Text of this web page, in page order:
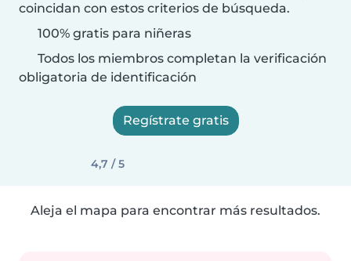
coincidan con estos criterios de búsqueda.
100% gratis para niñeras
Todos los miembros completan la verificación
obligatoria de identificación
Regístrate gratis
4,7 / 5
Aleja el mapa para encontrar más resultados.